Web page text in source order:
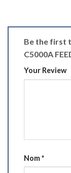
Be the first
C5000A
Your Review
Nom*